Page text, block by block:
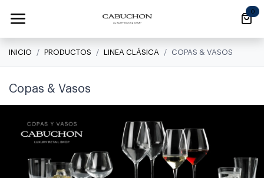
0
INICIO PRODUCTOS LINEA CLÁSICA COPAS & VASOS
Copas & Vasos